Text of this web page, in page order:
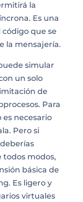
la
Es una
que se
la mensajería.
simular
un solo
de
Para
es necesario
Pero si
todos modos,
básica de
Es ligero y
virtuales